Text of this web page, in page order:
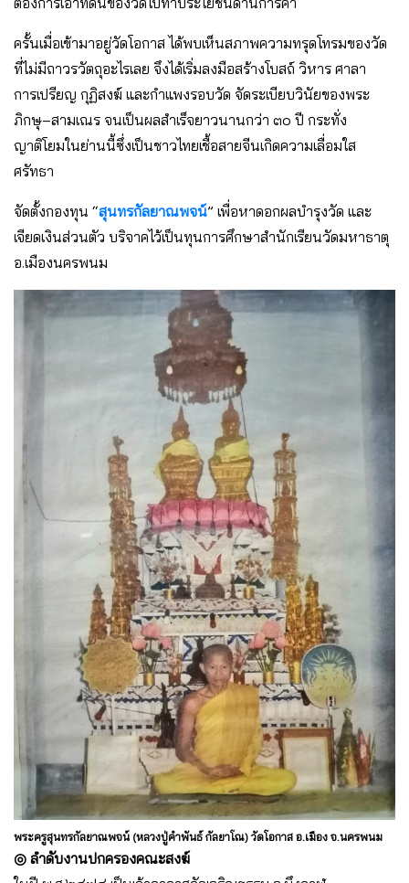
ครั้นเมื่อเข้ามาอยู่วัดโอกาส ได้พบเห็นสภาพความทรุดโทรมของวัด
ที่ไม่มีถาวรวัตถุอะไรเลย จึงได้เริ่มลงมือสร้างโบสถ์ วิหาร ศาลา
การเปรียญ กุฏิสงฆ์ และกำแพงรอบวัด จัดระเบียบวินัยของพระ
ภิกษุ–สามเณร จนเป็นผลสำเร็จยาวนานกว่า ๓๐ ปี กระทั่ง
ญาติโยมในย่านนี้ซึ่งเป็นชาวไทยเชื้อสายจีนเกิดความเลื่อมใส
ศรัทธา
จัดตั้งกองทุน “สุนทรกัลยาณพจน์” เพื่อหาดอกผลบำรุงวัด และ
เจียดเงินส่วนตัว บริจาคไว้เป็นทุนการศึกษาสำนักเรียนวัดมหาธาตุ
อ.เมืองนครพนม
พระครูสุนทรกัลยาณพจน์ (หลวงปู่คำพันธ์ กัลยาโณ) วัดโอกาส อ.เมือง จ.นครพนม
◎ ลำดับงานปกครองคณะสงฆ์